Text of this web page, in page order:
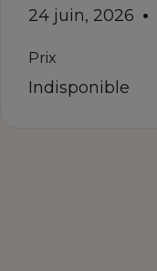
24 juin, 2026
Prix
Indisponible